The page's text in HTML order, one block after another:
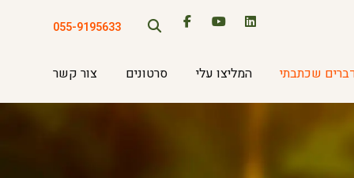
055-9195633
שכתבתי המליצו עלי סרטונים צור קשר